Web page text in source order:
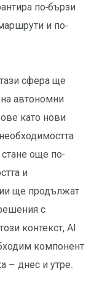
по-бързи
и по-
сфера ще
автономни
като нови
още по-
и
ще продължат
с
контекст, AI
компонент
– днес и утре.